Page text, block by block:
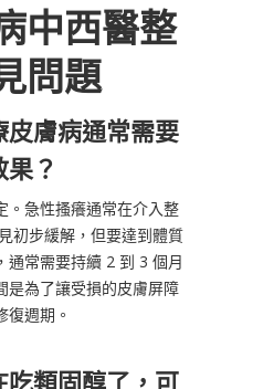
中西醫整
問題
皮膚病通常需要
？
。急性搔癢通常在介入整
初步緩解，但要達到體質
通常需要持續 2 到 3 個月
是為了讓受損的皮膚屏障
復週期。
類固醇了，可